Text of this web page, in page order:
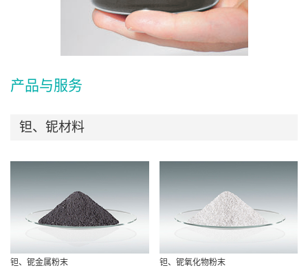
产品与服务
钽、铌材料
钽、铌金属粉末 钽、铌氧化物粉末